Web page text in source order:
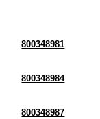
800348981
800348984
800348987